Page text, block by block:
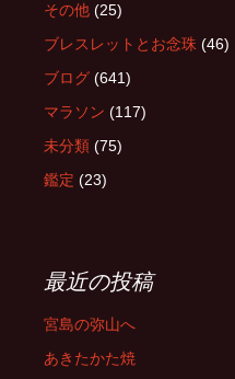
その他 (25)
ブレスレットとお念珠 (46)
ブログ (641)
マラソン (117)
未分類 (75)
鑑定 (23)
最近の投稿
宮島の弥山へ
あきたかた焼